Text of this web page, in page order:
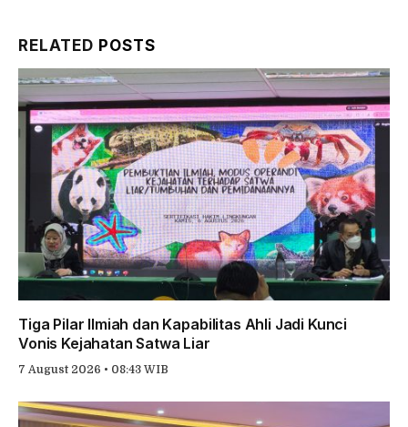
RELATED POSTS
Tiga Pilar Ilmiah dan Kapabilitas Ahli Jadi Kunci
Vonis Kejahatan Satwa Liar
7 August 2026 • 08:43 WIB